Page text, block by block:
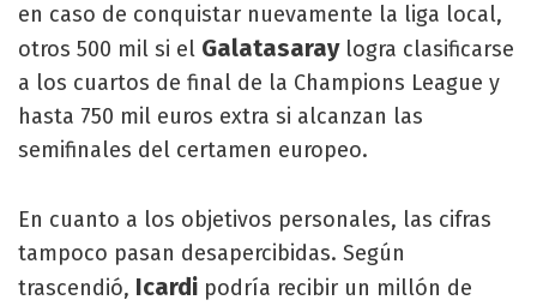
en caso de conquistar nuevamente la liga local,
otros 500 mil si el Galatasaraylogra clasificarse
a los cuartos de final de la Champions League y
hasta 750 mil euros extra si alcanzan las
semifinales del certamen europeo.
En cuanto a los objetivos personales, las cifras
tampoco pasan desapercibidas. Según
trascendió, Icardi podría recibir un millón de